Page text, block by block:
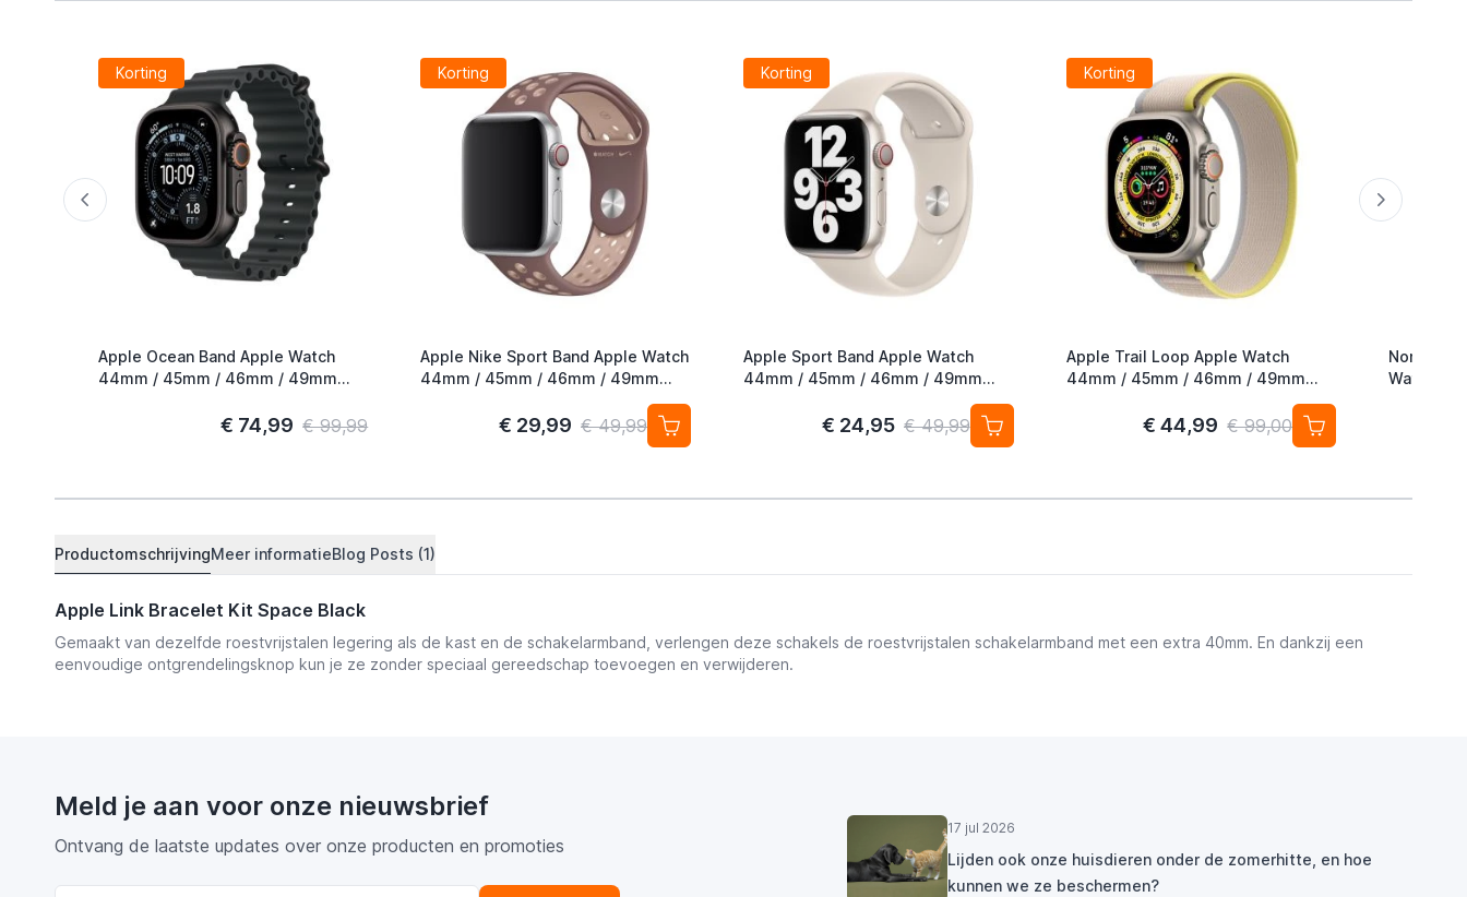
Korting
Apple Ocean Band Apple Watch
44mm / 45mm / 46mm / 49mm
€ 74,99 € 99,99
Korting
Apple Nike Sport Band Apple Watch
44mm / 45mm / 46mm / 49mm
Smokey Mauve / Particle Beige
€ 29,99 € 49,99
Korting
Apple Sport Band Apple Watch
44mm / 45mm / 46mm / 49mm
€ 24,95 € 49,99
Korting
Apple Trail Loop Apple Watch
44mm / 45mm / 46mm / 49mm
€ 44,99 € 99,00
Nomad
Watch
ProductomschrijvingMeer informatieBlog Posts (1)
Apple Link Bracelet Kit Space Black
Gemaakt van dezelfde roestvrijstalen legering als de kast en de schakelarmband, verlengen deze schakels de roestvrijstalen schakelarmband met een extra 40mm. En dankzij een
eenvoudige ontgrendelingsknop kun je ze zonder speciaal gereedschap toevoegen en verwijderen.
Meld je aan voor onze nieuwsbrief
Ontvang de laatste updates over onze producten en promoties
17 jul 2026
Lijden ook onze huisdieren onder de zomerhitte, en hoe
kunnen we ze beschermen?